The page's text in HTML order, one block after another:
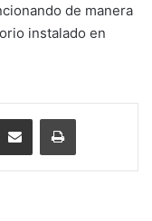
de manera
instalado en
Enviar vía email Imprimir